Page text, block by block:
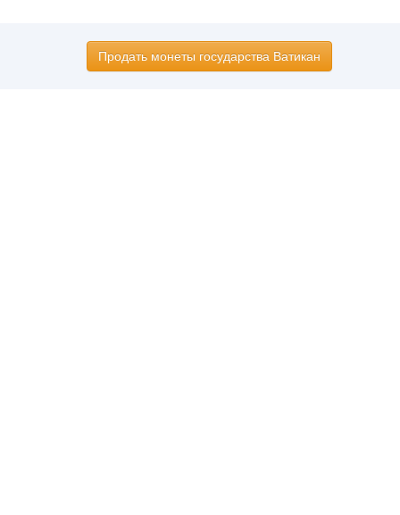
Продать монеты государства Ватикан